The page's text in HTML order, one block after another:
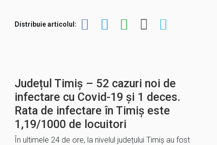
Distribuie articolul:
Județul Timiș – 52 cazuri noi de
infectare cu Covid-19 și 1 deces.
Rata de infectare în Timiș este
1,19/1000 de locuitori
În ultimele 24 de ore, la nivelul județului Timiș au fost